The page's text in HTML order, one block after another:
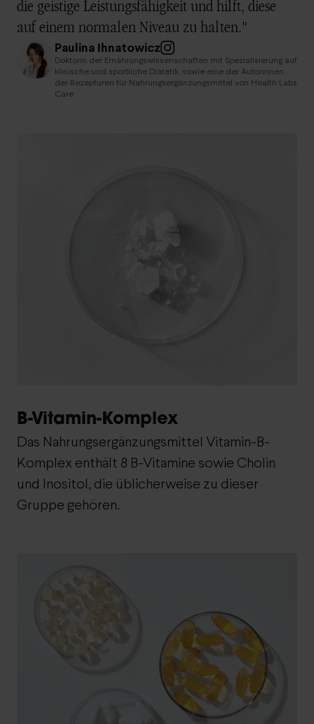
die geistige Leistungsfähigkeit und hilft, diese
auf einem normalen Niveau zu halten."
Paulina Ihnatowicz
Doktorin der Ernährungswissenschaften mit Spezialisierung auf
klinische und sportliche Diätetik, sowie eine der Autorinnen
der Rezepturen für Nahrungsergänzungsmittel von Health Labs
Care
B-Vitamin-Komplex
Das Nahrungsergänzungsmittel Vitamin-B-
Komplex enthält 8 B-Vitamine sowie Cholin
und Inositol, die üblicherweise zu dieser
Gruppe gehören.